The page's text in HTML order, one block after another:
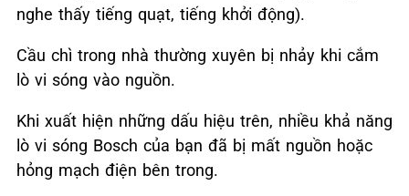
nghe thấy tiếng quạt, tiếng khởi động).
Cầu chì trong nhà thường xuyên bị nhảy khi cắm
lò vi sóng vào nguồn.
Khi xuất hiện những dấu hiệu trên, nhiều khả năng
lò vi sóng Bosch của bạn đã bị mất nguồn hoặc
hỏng mạch điện bên trong.